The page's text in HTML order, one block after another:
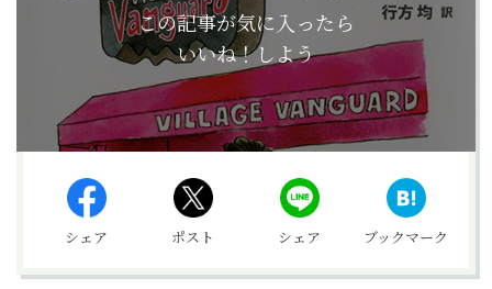
この記事が気に入ったら
いいね！しよう
シェア ポスト シェア ブックマーク